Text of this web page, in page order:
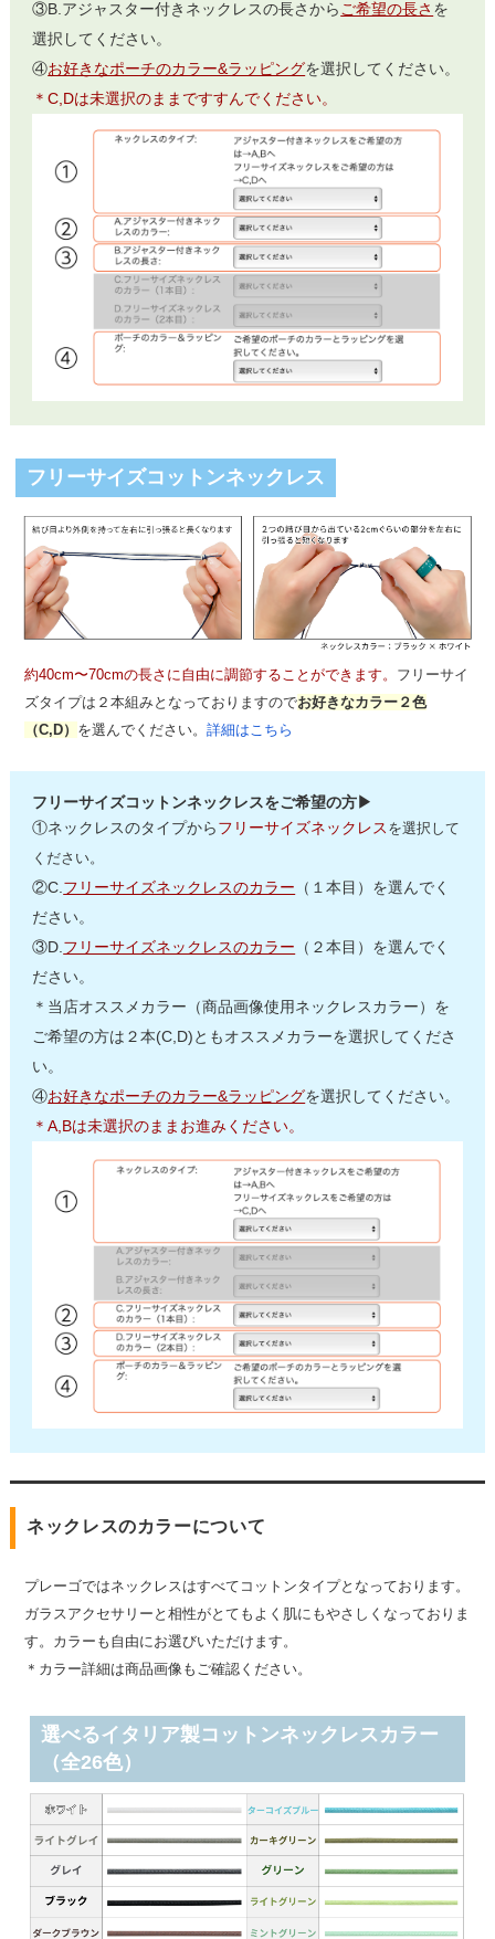
③B.アジャスター付きネックレスの長さから ご希望の長さ を
選択してください。
④お好きなポーチのカラー&ラッピングを選択してください。
＊C,Dは未選択のままですすんでください。
フリーサイズコットンネックレス
約40cm〜70cmの長さに自由に調節することができます。 フリーサイ
ズタイプは２本組みとなっておりますのでお好きなカラー２色
（C,D） を選んでください。 詳細はこちら
フリーサイズコットンネックレスをご希望の方▶
①ネックレスのタイプから フリーサイズネックレス を選択して
ください。
②C. フリーサイズネックレスのカラー （１本目）を選んでく
ださい。
③D. フリーサイズネックレスのカラー （２本目）を選んでく
ださい。
＊当店オススメカラー（商品画像使用ネックレスカラー）を
ご希望の方は２本(C,D)ともオススメカラーを選択してくださ
い。
④お好きなポーチのカラー&ラッピングを選択してください。
＊A,Bは未選択のままお進みください。
ネックレスのカラーについて
プレーゴではネックレスはすべてコットンタイプとなっております。
ガラスアクセサリーと相性がとてもよく肌にもやさしくなっておりま
す。カラーも自由にお選びいただけます。
＊カラー詳細は商品画像もご確認ください。
選べるイタリア製コットンネックレスカラー
（全26色）